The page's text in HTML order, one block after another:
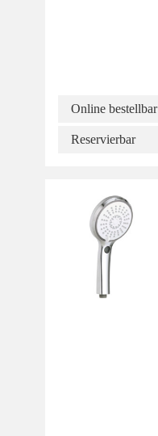
Online bestellbar
Reservierbar